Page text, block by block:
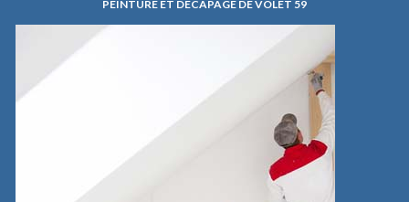
PEINTURE ET DÉCAPAGE DE VOLET 59